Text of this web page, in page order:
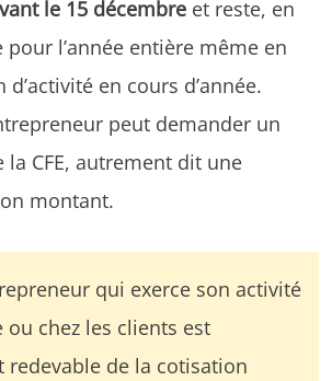
le 15 décembre et reste, en
l’année entière même en
en cours d’année.
peut demander un
la CFE, autrement dit une
montant.
qui exerce son activité
chez les clients est
redevable de la cotisation